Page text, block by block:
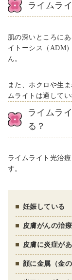
ライムラ
肌の深いところに
イトーシス（ADM
ん。
また、ホクロや生
ムライトは適して
ライムラ
る？
ライムライト光治
す。
妊娠している
皮膚がんの治
皮膚に炎症が
顔に金属（金